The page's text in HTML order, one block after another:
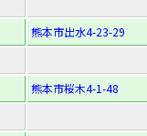
熊本市出水4-23-29
熊本市桜木4-1-48